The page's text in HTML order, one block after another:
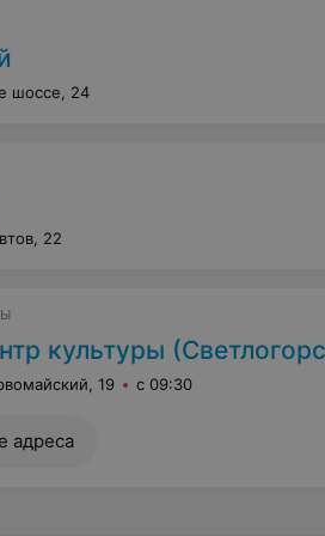
шоссе, 24
22
культуры
19 с 09:30
адреса